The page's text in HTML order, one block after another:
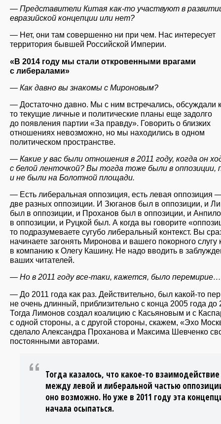
— Представители Китая как-то участвуют в
евразийской концепции или нет?
— Нет, они там совершенно ни при чем. Нас интересует
территория бывшей Российской Империи.
«В 2014 году мы стали откровенными врагами
с либералами»
— Как давно вы знакомы с Мироновым?
— Достаточно давно. Мы с ним встречались, обсуждали
то текущие личные и политические планы еще задолго
до появления партии «За правду». Говорить о близких
отношениях невозможно, но мы находились в одном
политическом пространстве.
— Какие у вас были отношения в 2011 году, когда он
с белой ленточкой? Вы тогда тоже были в оппозиции,
и не были на Болотной площади.
— Есть либеральная оппозиция, есть левая оппозиция
две разных оппозиции. И Зюганов был в оппозиции, и
был в оппозиции, и Проханов был в оппозиции, и
в оппозиции, и Руцкой был. А когда вы говорите
то подразумеваете сугубо либеральный контекст. Вы
начинаете загонять Миронова и вашего покорного слугу
в компанию к Олегу Кашину. Не надо вводить в
ваших читателей.
— Но в 2011 году все-таки, кажется, было перемирие…
— До 2011 года как раз. Действительно, был какой-то
не очень длинный, приблизительно с конца 2005 года до
Тогда Лимонов создал коалицию с Касьяновым и с
с одной стороны, а с другой стороны, скажем, «Эхо
сделало Александра Проханова и Максима Шевченко
постоянными авторами.
Тогда казалось, что какое-то взаимодействие
между левой и либеральной частью
оно возможно. Но уже в 2011 году эта
начала осыпаться.